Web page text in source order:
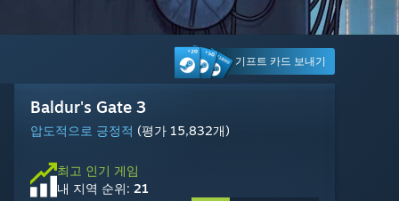
기프트 카드 보내기
톰 클랜시의 레인보우식스 시즈
대체로 긍정적(평가 52,584개)
최고 인기 게임
내 지역 순위: 18
Halo: Campaign Evolved
복합적 (평가 10,235개)
최고 인기 게임
내 지역 순위: 28
Big Walk
매우 긍정적 (평가 2,531개)
최고 인기 게임
내 지역 순위: 1
Counter-Strike 2
매우 긍정적 (평가 25,905개)
최고 인기 게임
내 지역 순위: 5
Baldur's Gate 3
압도적으로 긍정적 (평가 15,832개)
최고 인기 게임
내 지역 순위: 21
Ready or Not
매우 긍정적 (평가 7,785개)
최고 인기 게임
내 지역 순위: 20
Wuthering Waves
매우 긍정적 (평가 1,936개)
최고 인기 게임
내 지역 순위: 26
Steam Machine
Yu-Gi-Oh! Master Duel
대체로 긍정적(평가 8,385개)
최고 인기 게임
내 지역 순위: 17
Marvel’s Spider-Man Remastered
압도적으로 긍정적 (평가 3,767개)
최고 인기 게임
내 지역 순위: 13
Warframe
매우 긍정적 (평가 11,179개)
최고 인기 게임
내 지역 순위: 15
The Bazaar
매우 긍정적 (평가 448개)
최고 인기 게임
내 지역 순위: 22